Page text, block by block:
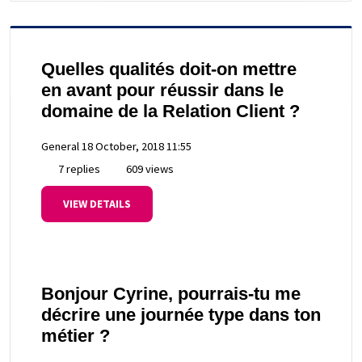
Quelles qualités doit-on mettre
en avant pour réussir dans le
domaine de la Relation Client ?
General 18 October, 2018 11:55
7 replies
609 views
VIEW DETAILS
Bonjour Cyrine, pourrais-tu me
décrire une journée type dans ton
métier ?